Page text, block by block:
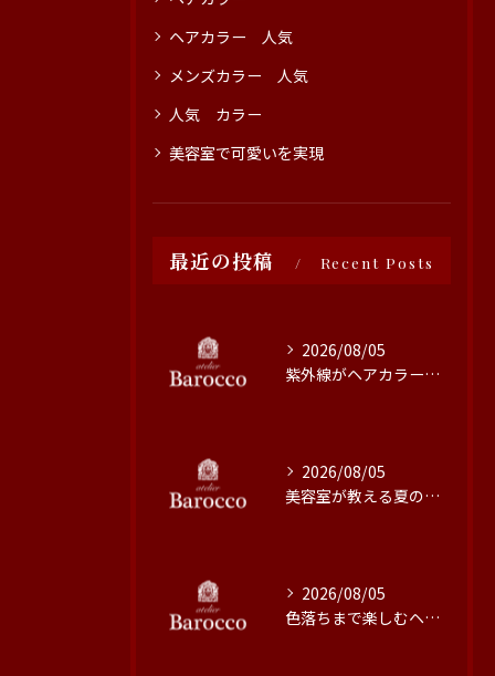
ヘアカラー 人気
メンズカラー 人気
人気 カラー
美容室で可愛いを実現
最近の投稿 Recent Posts
2026/08/05
紫外線がヘアカラーに与える影響と対策
2026/08/05
美容室が教える夏の最旬ヘアカラー技術
2026/08/05
色落ちまで楽しむヘアカラーの秘訣